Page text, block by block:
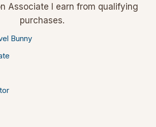
Associate I earn from qualifying
purchases.
Bunny